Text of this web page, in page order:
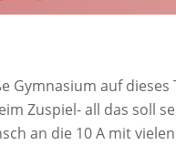
Gymnasium auf
Zuspiel- all das soll
an die 10 A mit